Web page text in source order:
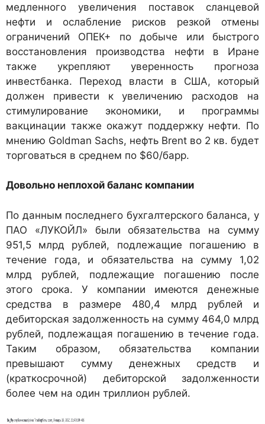
медленного увеличения поставок сланцевой
нефти и ослабление рисков резкой отмены
ограничений ОПЕК+ по добыче или быстрого
восстановления производства нефти в Иране
также укрепляют уверенность прогноза
инвестбанка. Переход власти в США, который
должен привести к увеличению расходов на
стимулирование экономики, и программы
вакцинации также окажут поддержку нефти. По
мнению Goldman Sachs, нефть Brent во 2 кв. будет
торговаться в среднем по $60/барр.
Довольно неплохой баланс компании
По данным последнего бухгалтерского баланса, у
ПАО «ЛУКОЙЛ» были обязательства на сумму
951,5 млрд рублей, подлежащие погашению в
течение года, и обязательства на сумму 1,02
млрд рублей, подлежащие погашению после
этого срока. У компании имеются денежные
средства в размере 480,4 млрд рублей и
дебиторская задолженность на сумму 464,0 млрд
рублей, подлежащая погашению в течение года.
Таким образом, обязательства компании
превышают сумму денежных средств и
(краткосрочной) дебиторской задолженности
более чем на один триллион рублей.